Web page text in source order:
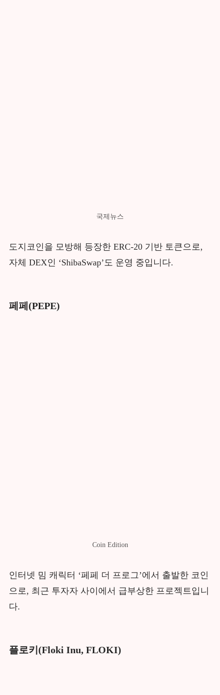
국제뉴스
도지코인을 모방해 등장한 ERC-20 기반 토큰으로,
자체 DEX인 ‘ShibaSwap’도 운영 중입니다.
페페(PEPE)
Coin Edition
인터넷 밈 캐릭터 ‘페페 더 프로그’에서 출발한 코인
으로, 최근 투자자 사이에서 급부상한 프로젝트입니
다.
플로키(Floki Inu, FLOKI)